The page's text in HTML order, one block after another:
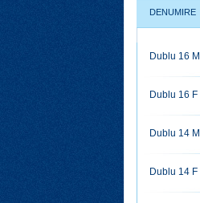
DENUMIRE
Dublu 16 M
Dublu 16 F
Dublu 14 M
Dublu 14 F